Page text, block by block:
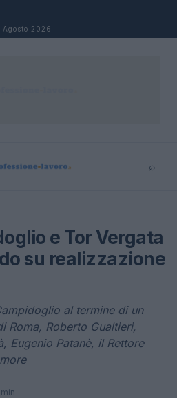
Agosto 2026
⌕
e Tor Vergata
su realizzazione
al termine di un
Roma, Roberto Gualtieri,
Eugenio Patanè, il Rettore
min